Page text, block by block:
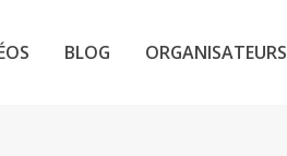
BLOG ORGANISATEURS